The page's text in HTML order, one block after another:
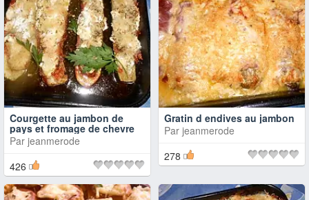
Courgette au jambon de
pays et fromage de chevre
Par jeanmerode
426
Gratin d endives au jambon
Par jeanmerode
278